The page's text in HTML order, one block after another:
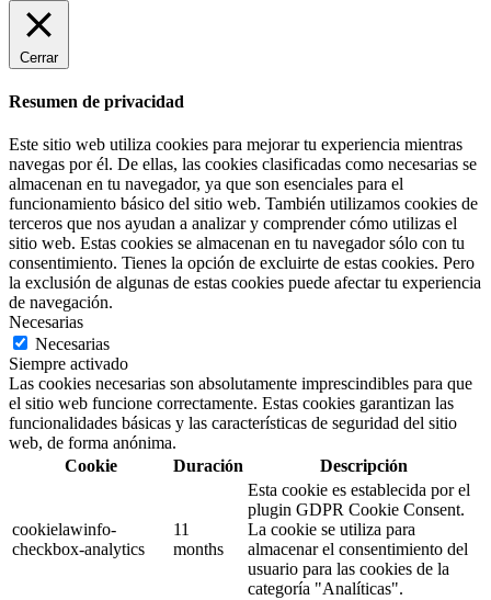
Cerrar
Resumen de privacidad
Este sitio web utiliza cookies para mejorar tu experiencia mientras
navegas por él. De ellas, las cookies clasificadas como necesarias se
almacenan en tu navegador, ya que son esenciales para el
funcionamiento básico del sitio web. También utilizamos cookies de
terceros que nos ayudan a analizar y comprender cómo utilizas el
sitio web. Estas cookies se almacenan en tu navegador sólo con tu
consentimiento. Tienes la opción de excluirte de estas cookies. Pero
la exclusión de algunas de estas cookies puede afectar tu experiencia
de navegación.
Necesarias
Necesarias
Siempre activado
Las cookies necesarias son absolutamente imprescindibles para que
el sitio web funcione correctamente. Estas cookies garantizan las
funcionalidades básicas y las características de seguridad del sitio
web, de forma anónima.
Cookie
Duración Descripción
cookielawinfo-
checkbox-analytics
11
months
Esta cookie es establecida por el
plugin GDPR Cookie Consent.
La cookie se utiliza para
almacenar el consentimiento del
usuario para las cookies de la
categoría "Analíticas".